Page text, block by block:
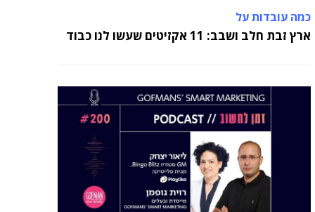
כמה עובדות על
ארץ זבת חלב ושבב: 11 אקזיטים שעשו לנו כבוד